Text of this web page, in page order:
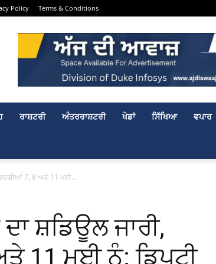
Policy Terms & Conditions
ਰਾਸ਼ਟਰੀ ਅੰਤਰਰਾਸ਼ਟਰੀ ਖੇਡਾਂ ਸਿੱਖਿਆ ਵਪਾਰ
7, 8 ਅਤੇ 11 ਮਈ...
ਸ਼ਡਿਊਲ ਜਾਰੀ,
11 ਮਈ ਨੂੰ: ਡਿਪਟੀ